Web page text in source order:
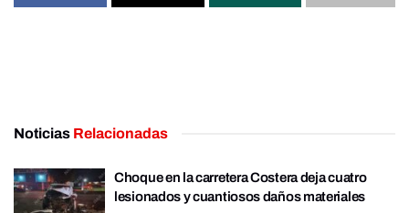
Noticias Relacionadas
Choque en la carretera Costera deja cuatro
lesionados y cuantiosos daños materiales